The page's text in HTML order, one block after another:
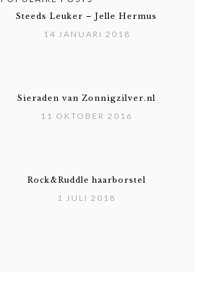
Steeds Leuker – Jelle Hermus
14 JANUARI 2018
Sieraden van Zonnigzilver.nl
11 OKTOBER 2016
Rock&Ruddle haarborstel
1 JULI 2018